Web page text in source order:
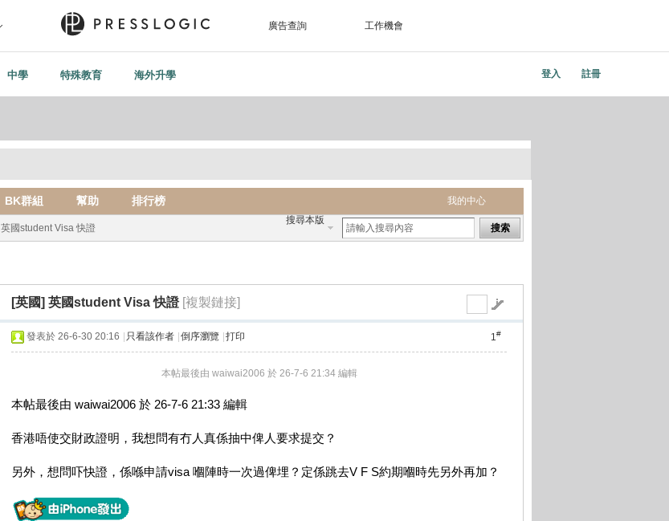
廣告查詢 工作機會
中學 特殊教育 海外升學 登入 註冊
我的中心
BK群組 幫助 排行榜
搜尋本版
搜索
英國student Visa 快證
[英國] 英國student Visa 快證 [複製鏈接]
1#
發表於 26-6-30 20:16 只看該作者 倒序瀏覽 打印
本帖最後由 waiwai2006 於 26-7-6 21:34 編輯
本帖最後由 waiwai2006 於 26-7-6 21:33 編輯
香港唔使交財政證明，我想問有冇人真係抽中俾人要求提交？
另外，想問吓快證，係喺申請visa 嗰陣時一次過俾埋？定係跳去V F S約期嗰時先另外再加？